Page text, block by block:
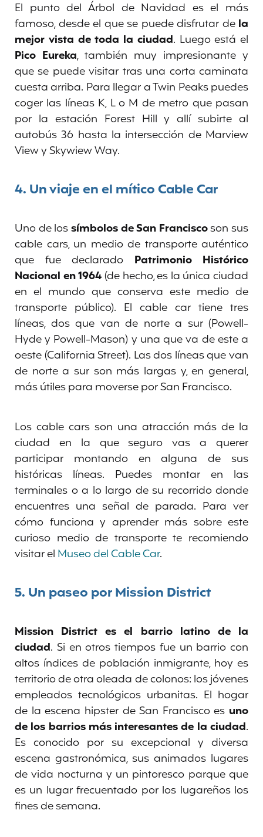
El punto del Árbol de Navidad es el más
famoso, desde el que se puede disfrutar dela
mejor vista de toda la ciudad. Luego está el
Pico Eureka, también muy impresionante y
que se puede visitar tras una corta caminata
cuesta arriba. Para llegar a Twin Peaks puedes
coger las líneas K, L o M de metro que pasan
por la estación Forest Hill y allí subirte al
autobús 36 hasta la intersección de Marview
View y Skywiew Way.
4. Un viaje en el mítico Cable Car
Uno de lossímbolos de San Franciscoson sus
cable cars, un medio de transporte auténtico
que fue declarado Patrimonio Histórico
Nacional en 1964(de hecho, es la única ciudad
en el mundo que conserva este medio de
transporte público). El cable car tiene tres
líneas, dos que van de norte a sur (Powell-
Hyde y Powell-Mason) y una que va de este a
oeste (California Street). Las dos líneas que van
de norte a sur son más largas y, en general,
más útiles para moverse por San Francisco.
Los cable cars son una atracción más de la
ciudad en la que seguro vas a querer
participar montando en alguna de sus
históricas líneas. Puedes montar en las
terminales o a lo largo de su recorrido donde
encuentres una señal de parada. Para ver
cómo funciona y aprender más sobre este
curioso medio de transporte te recomiendo
visitar el Museo del Cable Car.
5. Un paseo por Mission District
Mission District es el barrio latino de la
ciudad. Si en otros tiempos fue un barrio con
altos índices de población inmigrante, hoy es
territorio de otra oleada de colonos: los jóvenes
empleados tecnológicos urbanitas. El hogar
de la escena hipster de San Francisco es uno
de los barrios más interesantes de la ciudad.
Es conocido por su excepcional y diversa
escena gastronómica, sus animados lugares
de vida nocturna y un pintoresco parque que
es un lugar frecuentado por los lugareños los
fines de semana.